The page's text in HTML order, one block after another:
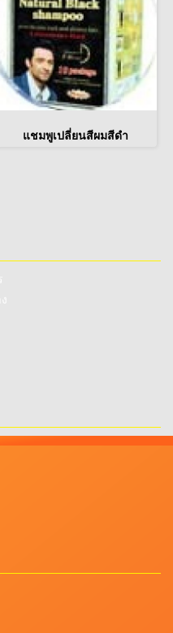
แชมพูเปลี่ยนสีผมสีดำ